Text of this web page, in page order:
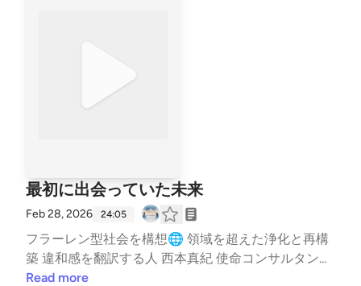
最初に出会っていた未来
Feb 28, 2026 24:05
フラーレン型社会を構想🌐 領域を超えた浄化と再構
築 違和感を翻訳する人 西本真紀 使命コンサルタント
🌿 活動情報はこちら✨ https://lit.link/healinglife ---
Read more